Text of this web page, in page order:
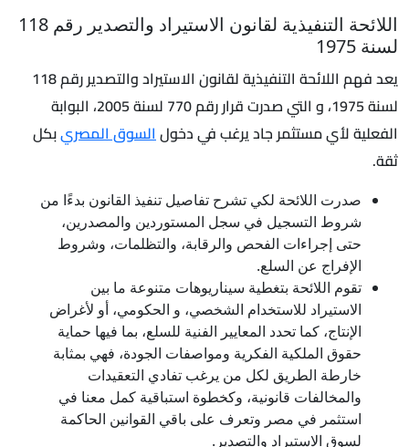
اللائحة التنفيذية لقانون الاستيراد والتصدير رقم 118
لسنة 1975
يعد فهم اللائحة التنفيذية لقانون الاستيراد والتصدير رقم 118
لسنة 1975، و التي صدرت قرار رقم 770 لسنة 2005، البوابة
الفعلية لأي مستثمر جاد يرغب في دخولالسوق المصريبكل
ثقة.
صدرت اللائحة لكي تشرح تفاصيل تنفيذ القانون بدءًا من
شروط التسجيل في سجل المستوردين والمصدرين،
حتى إجراءات الفحص والرقابة، والتظلمات، وشروط
الإفراج عن السلع.
تقوم اللائحة بتغطية سيناريوهات متنوعة ما بين
الاستيراد للاستخدام الشخصي، و الحكومي، أو لأغراض
الإنتاج، كما تحدد المعايير الفنية للسلع، بما فيها حماية
حقوق الملكية الفكرية ومواصفات الجودة، فهي بمثابة
خارطة الطريق لكل من يرغب تفادي التعقيدات
والمخالفات قانونية، وكخطوة استباقية كمل معنا في
استثمر في مصر وتعرف على باقي القوانين الحاكمة
لسوق الاستيراد والتصدير.